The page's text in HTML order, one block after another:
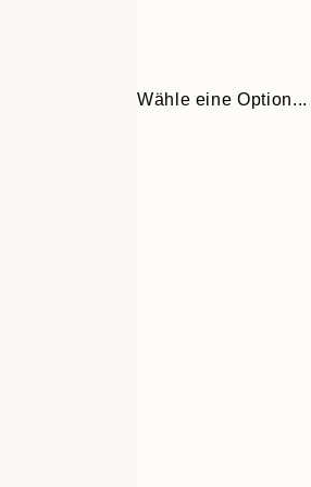
Wähle eine Option...